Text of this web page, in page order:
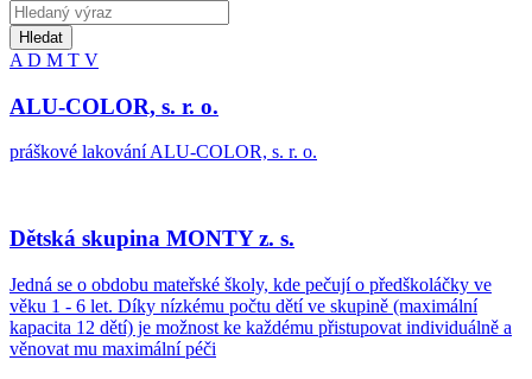
Hledat
A D M T V
ALU-COLOR, s. r. o.
práškové lakování ALU-COLOR, s. r. o.
Dětská skupina MONTY z. s.
Jedná se o obdobu mateřské školy, kde pečují o předškoláčky ve
věku 1 - 6 let. Díky nízkému počtu dětí ve skupině (maximální
kapacita 12 dětí) je možnost ke každému přistupovat individuálně a
věnovat mu maximální péči